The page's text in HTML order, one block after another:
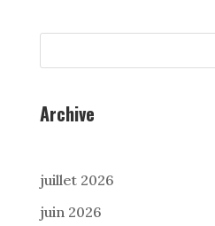
Archive
juillet 2026
juin 2026